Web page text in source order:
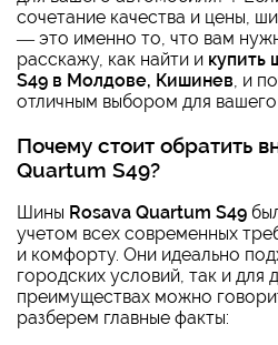
сочетание качества и цены,
— это именно то, что вам
расскажу, как найти и купить
S49 в Молдове, Кишинев, и
отличным выбором для
Почему стоит обратить
Quartum S49?
Шины Rosava Quartum S49
учетом всех современных
и комфорту. Они идеально
городских условий, так и для
преимуществах можно
разберем главные факты: